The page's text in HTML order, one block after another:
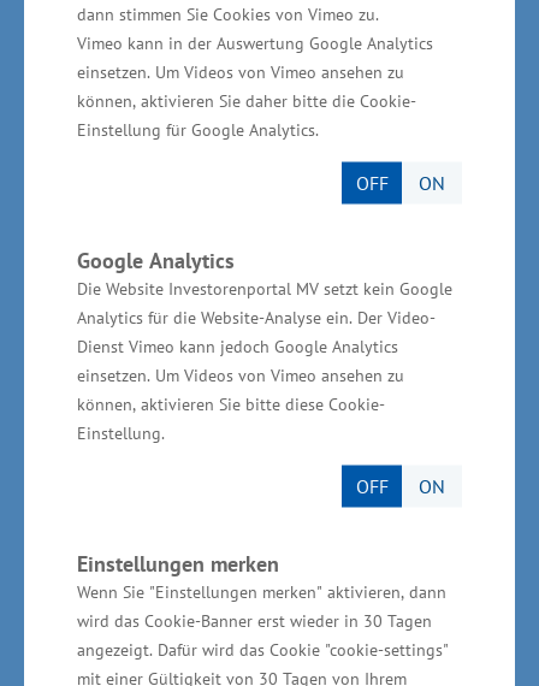
dann stimmen Sie Cookies von Vimeo zu.
Vimeo kann in der Auswertung Google Analytics
einsetzen. Um Videos von Vimeo ansehen zu
können, aktivieren Sie daher bitte die Cookie-
Einstellung für Google Analytics.
OFF ON
Google Analytics
Die Website Investorenportal MV setzt kein Google
Analytics für die Website-Analyse ein. Der Video-
Dienst Vimeo kann jedoch Google Analytics
einsetzen. Um Videos von Vimeo ansehen zu
können, aktivieren Sie bitte diese Cookie-
Einstellung.
OFF ON
Einstellungen merken
Wenn Sie "Einstellungen merken" aktivieren, dann
wird das Cookie-Banner erst wieder in 30 Tagen
angezeigt. Dafür wird das Cookie "cookie-settings"
mit einer Gültigkeit von 30 Tagen von Ihrem
menuvice - Christian Pappenberger, Norbert
Empting aus Greifswald
Home Green Home by bioho.me - Reinhard
Pfister, Aline Cardoso aus Neubrandenburg
Internetmarktplatz für regionale Produkte -
Alex Krugenberg aus Neubrandenburg
In der Kategorie Forschende & Absolventen:
Ayokie - Benjamin Reif, Kristina Zlatina aus
Sumaiya Suravee,
Dipendra Yadav, Frederic Conan Widaya, Irfan
Fachrudin Priyanta aus Rostock
Glottissegmentierung - Dr. Oliver Gloger,